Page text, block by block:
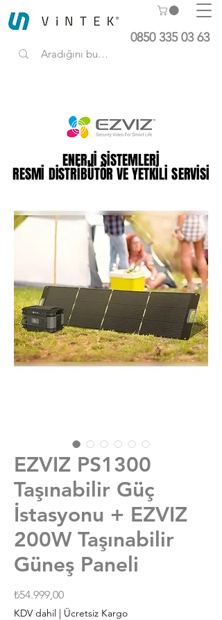
0850 335 03 63
ENERJİ SİSTEMLERİ
RESMİ DİSTRİBÜTÖR VE YETKİLİ SERVİSİ
ENERJİ SİSTEMLERİ
RESMİ DİSTRİBÜTÖR VE YETKİLİ SERVİSİ
EZVIZ PS1300
Taşınabilir Güç
İstasyonu + EZVIZ
200W Taşınabilir
Güneş Paneli
₺54.999,00Fiyat
KDV dahil | Ücretsiz Kargo